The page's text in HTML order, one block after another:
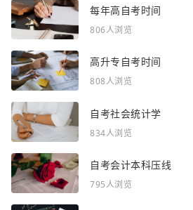
每年高自考时间
806人浏览
高升专自考时间
808人浏览
自考社会统计学
834人浏览
自考会计本科压线
795人浏览